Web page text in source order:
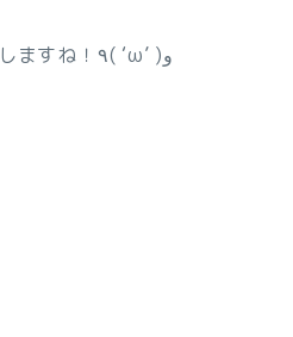
また、ちょこちょこ更新しますね！٩( ‘ω’ )و